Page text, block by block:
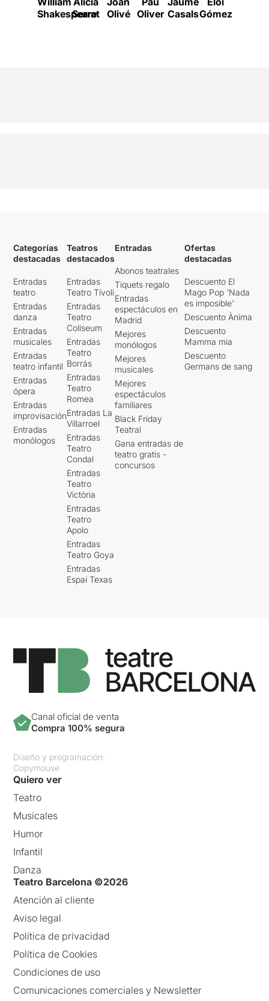
Shakespeare
Serrat Olivé Oliver CasalsGómezNavarro
Categorías
destacadas
Entradas
teatro
Entradas
danza
Entradas
musicales
Entradas
teatro infantil
Entradas
ópera
Entradas
improvisación
Entradas
monólogos
Teatros
destacados
Entradas
Teatro Tívoli
Entradas
Teatro
Coliseum
Entradas
Teatro
Borrás
Entradas
Teatro
Romea
Entradas La
Villarroel
Entradas
Teatro
Condal
Entradas
Teatro
Victòria
Entradas
Teatro
Apolo
Entradas
Teatro Goya
Entradas
Espai Texas
Entradas
Abonos teatrales
Tiquets regalo
Entradas
espectáculos en
Madrid
Mejores
monólogos
Mejores
musicales
Mejores
espectáculos
familiares
Black Friday
Teatral
Gana entradas de
teatro gratis -
concursos
Ofertas
destacadas
Descuento El
Mago Pop 'Nada
es imposible'
Descuento Ànima
Descuento
Mamma mia
Descuento
Germans de sang
Canal oficial de venta
Compra 100% segura
Diseño y programación:
Copymouse
Quiero ver
Teatro
Musicales
Humor
Infantil
Danza
Teatro Barcelona ©2026
Atención al cliente
Aviso legal
Política de privacidad
Política de Cookies
Condiciones de uso
Comunicaciones comerciales y Newsletter